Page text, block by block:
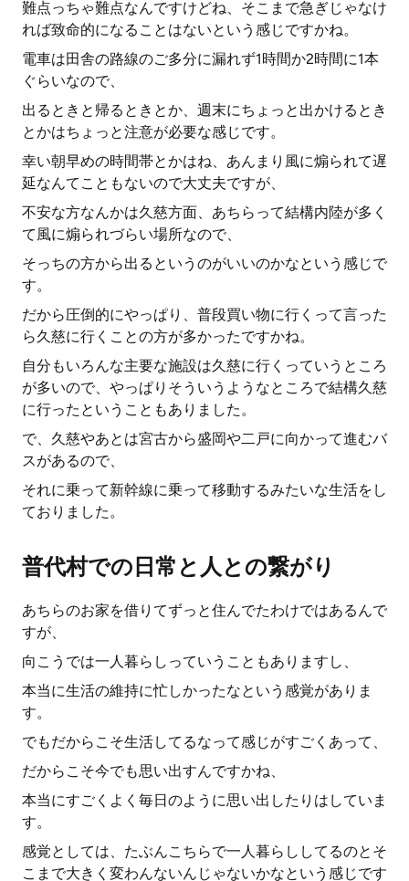
難点っちゃ難点なんですけどね、そこまで急ぎじゃなけ
れば致命的になることはないという感じですかね。
電車は田舎の路線のご多分に漏れず1時間か2時間に1本
ぐらいなので、
出るときと帰るときとか、週末にちょっと出かけるとき
とかはちょっと注意が必要な感じです。
幸い朝早めの時間帯とかはね、あんまり風に煽られて遅
延なんてこともないので大丈夫ですが、
不安な方なんかは久慈方面、あちらって結構内陸が多く
て風に煽られづらい場所なので、
そっちの方から出るというのがいいのかなという感じで
す。
だから圧倒的にやっぱり、普段買い物に行くって言った
ら久慈に行くことの方が多かったですかね。
自分もいろんな主要な施設は久慈に行くっていうところ
が多いので、やっぱりそういうようなところで結構久慈
に行ったということもありました。
で、久慈やあとは宮古から盛岡や二戸に向かって進むバ
スがあるので、
それに乗って新幹線に乗って移動するみたいな生活をし
ておりました。
普代村での日常と人との繋がり
あちらのお家を借りてずっと住んでたわけではあるんで
すが、
向こうでは一人暮らしっていうこともありますし、
本当に生活の維持に忙しかったなという感覚がありま
す。
でもだからこそ生活してるなって感じがすごくあって、
だからこそ今でも思い出すんですかね、
本当にすごくよく毎日のように思い出したりはしていま
す。
感覚としては、たぶんこちらで一人暮らししてるのとそ
こまで大きく変わんないんじゃないかなという感じです